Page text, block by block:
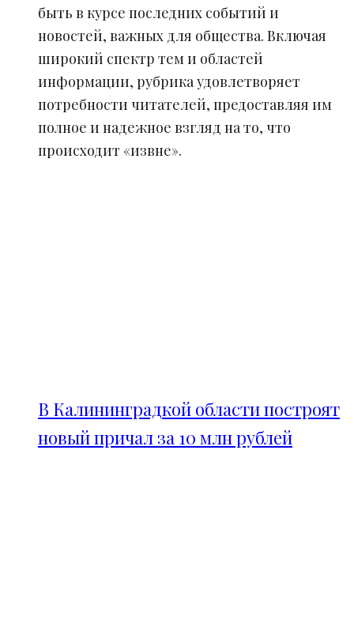
быть в курсе последних событий и
новостей, важных для общества. Включая
широкий спектр тем и областей
информации, рубрика удовлетворяет
потребности читателей, предоставляя им
полное и надежное взгляд на то, что
происходит «извне».
В Калининградкой области построят
новый причал за 10 млн рублей